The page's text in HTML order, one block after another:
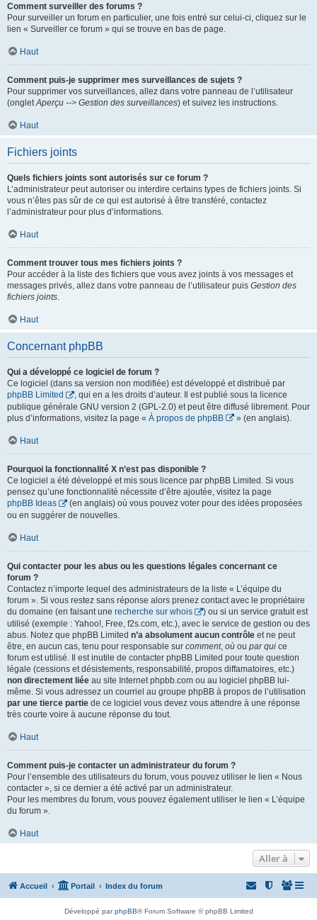
Comment surveiller des forums ?
Pour surveiller un forum en particulier, une fois entré sur celui-ci, cliquez sur le
lien « Surveiller ce forum » qui se trouve en bas de page.
Haut
Comment puis-je supprimer mes surveillances de sujets ?
Pour supprimer vos surveillances, allez dans votre panneau de l’utilisateur
(ongletAperçu --> Gestion des surveillances) et suivez les instructions.
Haut
Fichiers joints
Quels fichiers joints sont autorisés sur ce forum ?
L’administrateur peut autoriser ou interdire certains types de fichiers joints. Si
vous n’êtes pas sûr de ce qui est autorisé à être transféré, contactez
l’administrateur pour plus d’informations.
Haut
Comment trouver tous mes fichiers joints ?
Pour accéder à la liste des fichiers que vous avez joints à vos messages et
messages privés, allez dans votre panneau de l’utilisateur puis Gestion des
fichiers joints.
Haut
Concernant phpBB
Qui a développé ce logiciel de forum ?
Ce logiciel (dans sa version non modifiée) est développé et distribué par
phpBB Limited
, qui en a les droits d’auteur. Il est publié sous la licence
publique générale GNU version 2 (GPL-2.0) et peut être diffusé librement. Pour
plus d’informations, visitez la page « À propos de phpBB » (en anglais).
Haut
Pourquoi la fonctionnalité X n’est pas disponible ?
Ce logiciel a été développé et mis sous licence par phpBB Limited. Si vous
pensez qu’une fonctionnalité nécessite d’être ajoutée, visitez la page
phpBB Ideas
(en anglais) où vous pouvez voter pour des idées proposées
ou en suggérer de nouvelles.
Haut
Qui contacter pour les abus ou les questions légales concernant ce
forum ?
Contactez n’importe lequel des administrateurs de la liste « L’équipe du
forum ». Si vous restez sans réponse alors prenez contact avec le propriétaire
du domaine (en faisant une recherche sur whois
) ou si un service gratuit est
utilisé (exemple : Yahoo!, Free, f2s.com, etc.), avec le service de gestion ou des
abus. Notez que phpBB Limited n’a absolument aucun contrôle et ne peut
être, en aucun cas, tenu pour responsable sur comment, où ou par qui ce
forum est utilisé. Il est inutile de contacter phpBB Limited pour toute question
légale (cessions et désistements, responsabilité, propos diffamatoires, etc.)
non directement liée au site Internet phpbb.com ou au logiciel phpBB lui-
même. Si vous adressez un courriel au groupe phpBB à propos de l’utilisation
par une tierce partie de ce logiciel vous devez vous attendre à une réponse
très courte voire à aucune réponse du tout.
Haut
Comment puis-je contacter un administrateur du forum ?
Pour l’ensemble des utilisateurs du forum, vous pouvez utiliser le lien « Nous
contacter », si ce dernier a été activé par un administrateur.
Pour les membres du forum, vous pouvez également utiliser le lien « L’équipe
du forum ».
Haut
Aller à
Accueil Portail Index du forum
Développé parphpBB® Forum Software © phpBB Limited